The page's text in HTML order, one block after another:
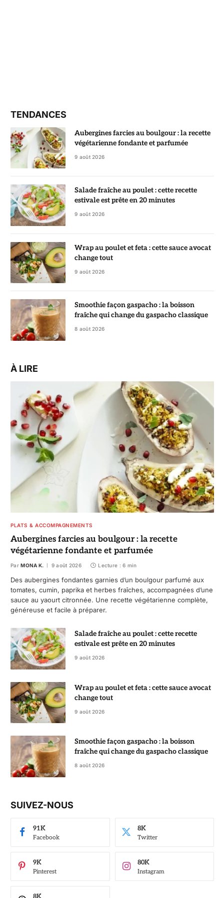
TENDANCES
Aubergines farcies au boulgour : la recette
végétarienne fondante et parfumée
9 août 2026
Salade fraîche au poulet : cette recette
estivale est prête en 20 minutes
9 août 2026
Wrap au poulet et feta : cette sauce avocat
change tout
9 août 2026
Smoothie façon gaspacho : la boisson
fraîche qui change du gaspacho classique
8 août 2026
À LIRE
PLATS & ACCOMPAGNEMENTS
Aubergines farcies au boulgour : la recette
végétarienne fondante et parfumée
Par MONA K. 9 août 2026 Lecture : 6 min
Des aubergines fondantes garnies d’un boulgour parfumé aux
tomates, cumin, paprika et herbes fraîches, accompagnées d’une
sauce au yaourt citronnée. Une recette végétarienne complète,
généreuse et facile à préparer.
Salade fraîche au poulet : cette recette
estivale est prête en 20 minutes
9 août 2026
Wrap au poulet et feta : cette sauce avocat
change tout
9 août 2026
Smoothie façon gaspacho : la boisson
fraîche qui change du gaspacho classique
8 août 2026
SUIVEZ-NOUS
Facebook
91K
Twitter
8K
Pinterest
9K
Instagram
80K
8K